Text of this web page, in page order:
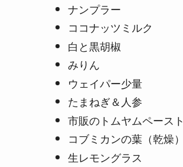
ナンプラー
ココナッツミルク
白と黒胡椒
みりん
ウェイパー少量
たまねぎ＆人参
市販のトムヤムペースト
コブミカンの葉（乾燥）
生レモングラス